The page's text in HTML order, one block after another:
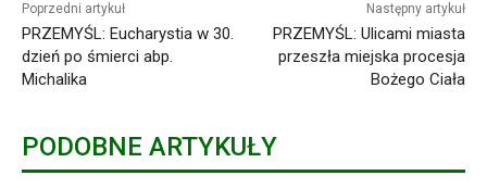
Poprzedni artykuł
PRZEMYŚL: Eucharystia w 30.
dzień po śmierci abp.
Michalika
Następny artykuł
PRZEMYŚL: Ulicami miasta
przeszła miejska procesja
Bożego Ciała
PODOBNE ARTYKUŁY